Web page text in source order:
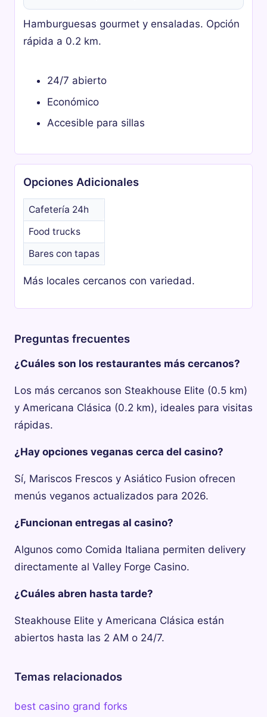
Hamburguesas gourmet y ensaladas. Opción
rápida a 0.2 km.
24/7 abierto
Económico
Accesible para sillas
Opciones Adicionales
Cafetería 24h
Food trucks
Bares con tapas
Más locales cercanos con variedad.
Preguntas frecuentes
¿Cuáles son los restaurantes más cercanos?
Los más cercanos son Steakhouse Elite (0.5 km)
y Americana Clásica (0.2 km), ideales para visitas
rápidas.
¿Hay opciones veganas cerca del casino?
Sí, Mariscos Frescos y Asiático Fusion ofrecen
menús veganos actualizados para 2026.
¿Funcionan entregas al casino?
Algunos como Comida Italiana permiten delivery
directamente al Valley Forge Casino.
¿Cuáles abren hasta tarde?
Steakhouse Elite y Americana Clásica están
abiertos hasta las 2 AM o 24/7.
Temas relacionados
best casino grand forks